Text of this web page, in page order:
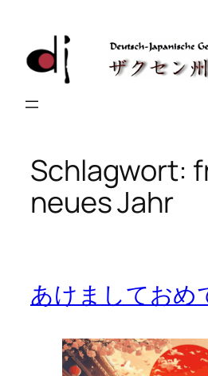
springen
Schlagwort:
neues Jahr
あけましておめ